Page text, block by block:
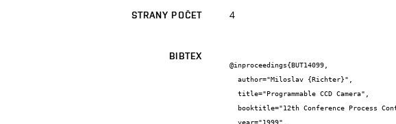
STRANY POČET 4
BIBTEX
@inproceedings{BUT14099,